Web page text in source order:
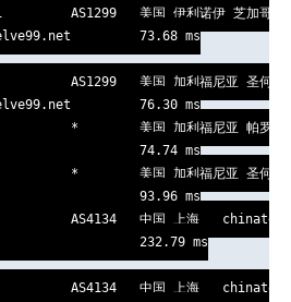
AS1299   美国 伊利诺伊 芝加哥
73.68 ms
AS1299   美国 加利福尼亚 圣何
76.30 ms
*        美国 加利福尼亚
74.74 ms
*        美国 加利福尼亚
93.96 ms
AS4134   中国 上海
232.79 ms
AS4134   中国 上海